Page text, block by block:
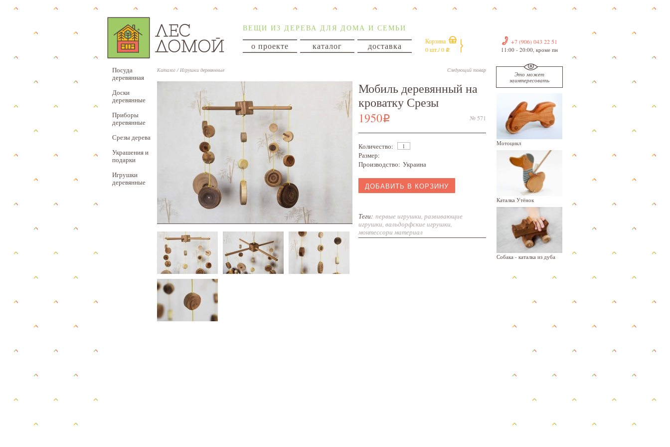
ВЕЩИ ИЗ ДЕРЕВА ДЛЯ ДОМА И СЕМЬИ
о проекте каталог доставка
Корзина
0 шт./ 0 i
+7 (906) 043 22 51
11:00 - 20:00, кроме пн
Посуда
деревянная
Доски
деревянные
Приборы
деревянные
Срезы дерева
Украшения и
подарки
Игрушки
деревянные
Следующий товар
Каталог / Игрушки деревянные
Мобиль деревянный на
кроватку Срезы
№ 571
1950i
Теги: первые игрушки, развивающие
игрушки, вальдорфские игрушки,
монтессори материал
Количество:
Размер:
Производство: Украина
ДОБАВИТЬ В КОРЗИНУ
Это может
заинтересовать
Мотоцикл
Каталка Утёнок
Собака - каталка из дуба